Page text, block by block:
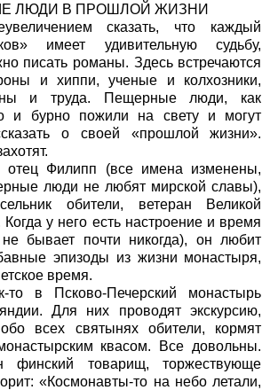
ЛЮДИ В ПРОШЛОЙ ЖИЗНИ
сказать, что каждый
имеет удивительную судьбу,
писать романы. Здесь встречаются
и хиппи, ученые и колхозники,
и труда. Пещерные люди, как
и бурно пожили на свету и могут
о своей «прошлой жизни».
отец Филипп (все имена изменены,
люди не любят мирской славы),
обители, ветеран Великой
Когда у него есть настроение и время
бывает почти никогда), он любит
эпизоды из жизни монастыря,
время.
то в Псково-Печерский монастырь
Для них проводят экскурсию,
всех святынях обители, кормят
квасом. Все довольны.
финский товарищ, торжествующе
«Космонавты-то на небо летали,